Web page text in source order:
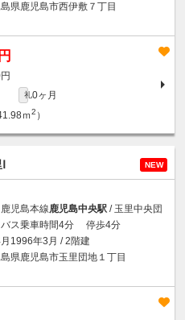
県鹿児島市西伊敷７丁目
礼0ヶ月
ｍ2 ）
NEW
鹿児島本線鹿児島中央駅 / 玉里中央団
ス乗車時間4分 停歩4分
1996年3月 / 2階建
県鹿児島市玉里団地１丁目